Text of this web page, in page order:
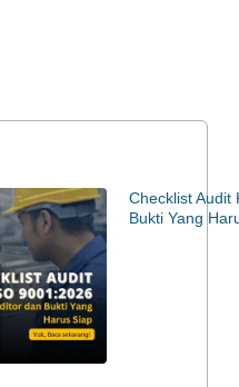
Checklist Audit
Bukti Yang